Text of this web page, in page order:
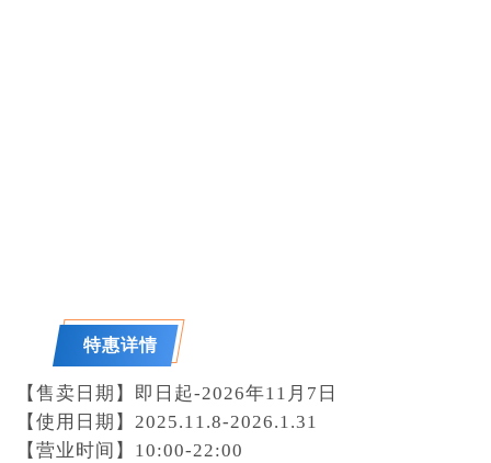
特惠详情
【售卖日期】即日起-2026年11月7日
【使用日期】2025.11.8-2026.1.31
【营业时间】10:00-22:00